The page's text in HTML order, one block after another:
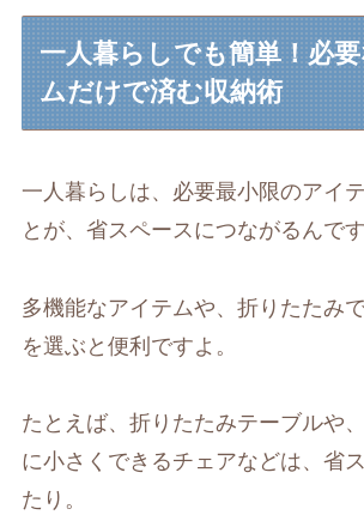
一人暮らしでも簡単！必
ムだけで済む収納術
一人暮らしは、必要最小限のアイ
とが、省スペースにつながるんです
多機能なアイテムや、折りたたみ
を選ぶと便利ですよ。
たとえば、折りたたみテーブルや
に小さくできるチェアなどは、省
たり。